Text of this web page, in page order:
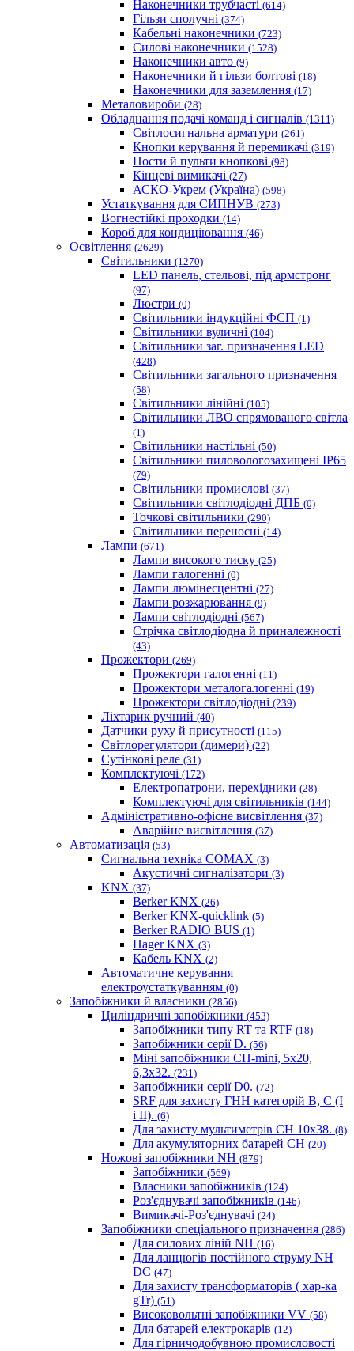
Наконечники трубчасті (614)
Гільзи сполучні (374)
Кабельні наконечники (723)
Силові наконечники (1528)
Наконечники авто (9)
Наконечники й гільзи болтові (18)
Наконечники для заземлення (17)
Металовироби (28)
Обладнання подачі команд і сигналів (1311)
Світлосигнальна арматури (261)
Кнопки керування й перемикачі (319)
Пости й пульти кнопкові (98)
Кінцеві вимикачі (27)
АСКО-Укрем (Україна) (598)
Устаткування для СИПНУВ (273)
Вогнестійкі проходки (14)
Короб для кондиціювання (46)
Освітлення (2629)
Світильники (1270)
LED панель, стельові, під армстронг
(97)
Люстри (0)
Світильники індукційні ФСП (1)
Світильники вуличні (104)
Світильники заг. призначення LED
(428)
Світильники загального призначення
(58)
Світильники лінійні (105)
Світильники ЛВО спрямованого світла
(1)
Світильники настільні (50)
Світильники пиловологозахищені IP65
(79)
Світильники промислові (37)
Світильники світлодіодні ДПБ (0)
Точкові світильники (290)
Світильники переносні (14)
Лампи (671)
Лампи високого тиску (25)
Лампи галогенні (0)
Лампи люмінесцентні (27)
Лампи розжарювання (9)
Лампи світлодіодні (567)
Стрічка світлодіодна й приналежності
(43)
Прожектори (269)
Прожектори галогенні (11)
Прожектори металогалогенні (19)
Прожектори світлодіодні (239)
Ліхтарик ручний (40)
Датчики руху й присутності (115)
Світлорегулятори (димери) (22)
Сутінкові реле (31)
Комплектуючі (172)
Електропатрони, перехідники (28)
Комплектуючі для світильників (144)
Адміністративно-офісне висвітлення (37)
Аварійне висвітлення (37)
Автоматизація (53)
Сигнальна техніка COMAX (3)
Акустичні сигналізатори (3)
KNX (37)
Berker KNX (26)
Berker KNX-quicklink (5)
Berker RADIO BUS (1)
Hager KNX (3)
Кабель KNX (2)
Автоматичне керування
електроустаткуванням (0)
Запобіжники й власники (2856)
Циліндричні запобіжники (453)
Запобіжники типу RT та RTF (18)
Запобіжники серії D. (56)
Міні запобіжники CH-mini, 5x20,
6,3x32. (231)
Запобіжники серії D0. (72)
SRF для захисту ГНН категорій B, C (I
і II). (6)
Для захисту мультиметрів CH 10х38. (8)
Для акумуляторних батарей CH (20)
Ножові запобіжники NH (879)
Запобіжники (569)
Власники запобіжників (124)
Роз'єднувачі запобіжників (146)
Вимикачі-Роз'єднувачі (24)
Запобіжники спеціального призначення (286)
Для силових ліній NH (16)
Для ланцюгів постійного струму NH
DC (47)
Для захисту трансформаторів ( хар-ка
gTr) (51)
Високовольтні запобіжники VV (58)
Для батарей електрокарів (12)
Для гірничодобувною промисловості